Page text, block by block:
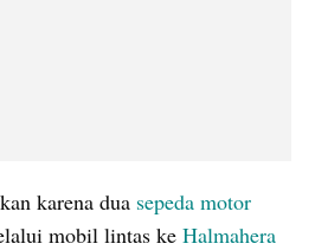
karena dua sepeda motor
mobil lintas ke Halmahera